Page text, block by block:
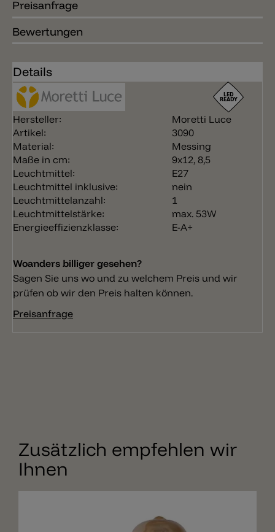
Preisanfrage
Bewertungen
Details
Hersteller:
Moretti Luce
Artikel:
3090
Material:
Messing
Maße in cm:
9x12, 8,5
Leuchtmittel:
E27
Leuchtmittel inklusive:
nein
Leuchtmittelanzahl:
1
Leuchtmittelstärke:
max. 53W
Energieeffizienzklasse:
E-A+
Woanders billiger gesehen?
Sagen Sie uns wo und zu welchem Preis und wir
prüfen ob wir den Preis halten können.
Preisanfrage
Zusätzlich empfehlen wir
Ihnen